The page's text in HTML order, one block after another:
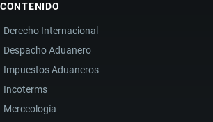
CONTENIDO
Derecho Internacional
Despacho Aduanero
Impuestos Aduaneros
Incoterms
Merceología